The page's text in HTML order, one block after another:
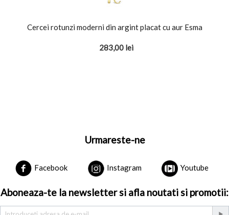
Cercei rotunzi moderni din argint placat cu aur Esma
283,00 lei
Urmareste-ne
Facebook Instagram Youtube
Aboneaza-te la newsletter si afla noutati si promotii: